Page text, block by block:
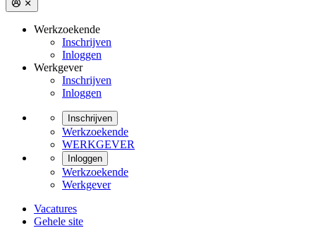
Werkzoekende
Inschrijven
Inloggen
Werkgever
Inschrijven
Inloggen
Inschrijven
Werkzoekende
WERKGEVER
Inloggen
Werkzoekende
Werkgever
Vacatures
Gehele site